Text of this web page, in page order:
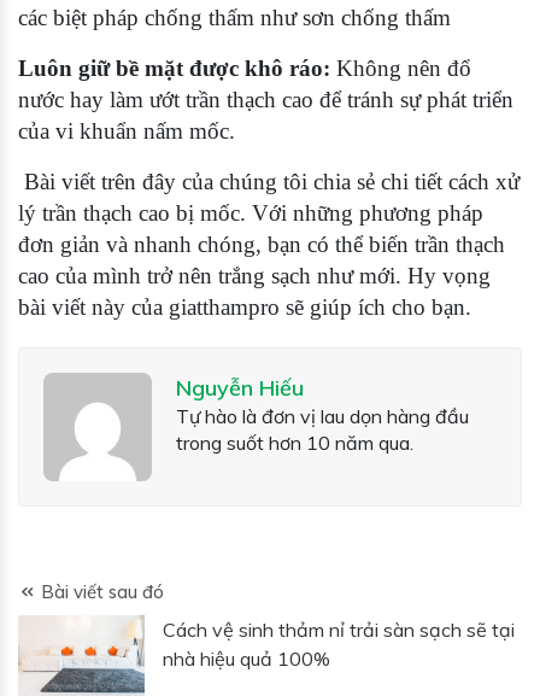
các biệt pháp chống thấm như sơn chống thấm
Luôn giữ bề mặt được khô ráo: Không nên đổ
nước hay làm ướt trần thạch cao để tránh sự phát triển
của vi khuẩn nấm mốc.
Bài viết trên đây của chúng tôi chia sẻ chi tiết cách xử
lý trần thạch cao bị mốc. Với những phương pháp
đơn giản và nhanh chóng, bạn có thể biến trần thạch
cao của mình trở nên trắng sạch như mới. Hy vọng
bài viết này của giatthampro sẽ giúp ích cho bạn.
Nguyễn Hiếu
Tự hào là đơn vị lau dọn hàng đầu
trong suốt hơn 10 năm qua.
Bài viết sau đó
Cách vệ sinh thảm nỉ trải sàn sạch sẽ tại
nhà hiệu quả 100%